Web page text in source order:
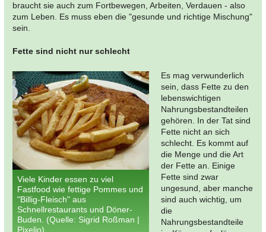
braucht sie auch zum Fortbewegen, Arbeiten, Verdauen - also
zum Leben. Es muss eben die "gesunde und richtige Mischung"
sein.
Fette sind nicht nur schlecht
Viele Kinder essen zu viel
Fastfood wie fettige Pommes und
"Billig-Fleisch" aus
Schnellrestaurants und Döner-
Buden. (Quelle: Sigrid Roßman |
Pixelio)
Es mag verwunderlich
sein, dass Fette zu den
lebenswichtigen
Nahrungsbestandteilen
gehören. In der Tat sind
Fette nicht an sich
schlecht. Es kommt auf
die Menge und die Art
der Fette an. Einige
Fette sind zwar
ungesund, aber manche
sind auch wichtig, um
die
Nahrungsbestandteile